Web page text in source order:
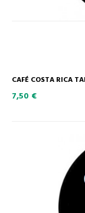
CAFÉ COSTA RICA
7,50 €